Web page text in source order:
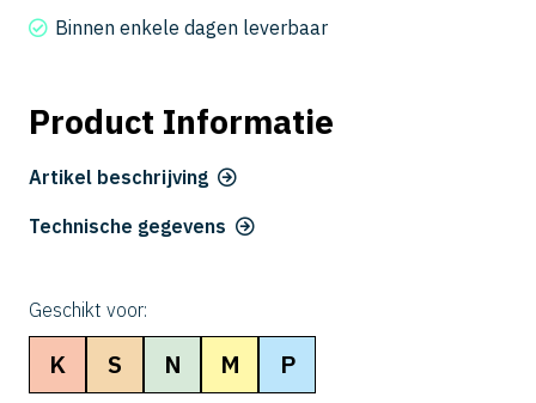
Binnen enkele dagen leverbaar
Product Informatie
Artikel beschrijving
Technische gegevens
Geschikt voor:
K S N M P